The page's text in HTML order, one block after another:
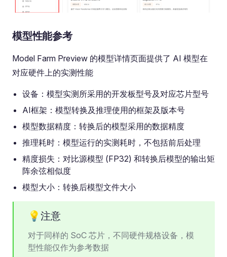
模型性能参考
Model Farm Preview 的模型详情页面提供了 AI 模型在
对应硬件上的实测性能
设备：模型实测所采用的开发板型号及对应芯片型号
AI框架：模型转换及推理使用的框架及版本号
模型数据精度：转换后的模型采用的数据精度
推理耗时：模型运行的实测耗时，不包括前后处理
精度损失：对比源模型 (FP32) 和转换后模型的输出矩
阵余弦相似度
模型大小：转换后模型文件大小
💡注意
对于同样的 SoC 芯片，不同硬件规格设备，模
型性能仅作为参考数据